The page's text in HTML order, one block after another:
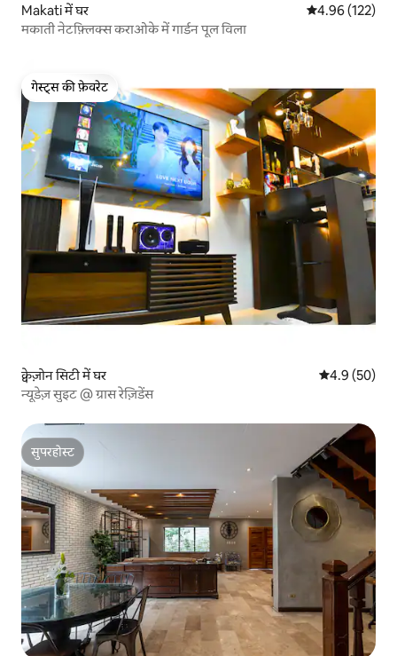
Makati में घर औसत रेटिंग 5 में से
4.96 (122)
मकाती नेटफ़्लिक्स कराओके में गार्डन पूल विला
गेस्ट्स की फ़ेवरेट
गेस्ट्स की फ़ेवरेट
क्वेज़ोन सिटी में घर औसत रेटिंग 5 में
4.9 (50)
न्यूडेज़ सुइट @ ग्रास रेज़िडेंस
सुपरहोस्ट
सुपरहोस्ट